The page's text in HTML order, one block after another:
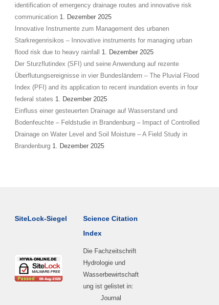
identification of emergency drainage routes and innovative risk
communication 1. Dezember 2025
Innovative Instrumente zum Management des urbanen
Starkregenrisikos – Innovative instruments for managing urban
flood risk due to heavy rainfall
1. Dezember 2025
Der Sturzflutindex (SFI) und seine Anwendung auf rezente
Überflutungsereignisse in vier Bundesländern – The Pluvial Flood
Index (PFI) and its application to recent inundation events in four
federal states 1. Dezember 2025
Einfluss einer gesteuerten Drainage auf Wasserstand und
Bodenfeuchte – Feldstudie in Brandenburg – Impact of Controlled
Drainage on Water Level and Soil Moisture – A Field Study in
Brandenburg 1. Dezember 2025
SiteLock-Siegel
Science Citation
Index
Die Fachzeitschrift
Hydrologie und
Wasserbewirtschaft
ung ist gelistet in:
Journal